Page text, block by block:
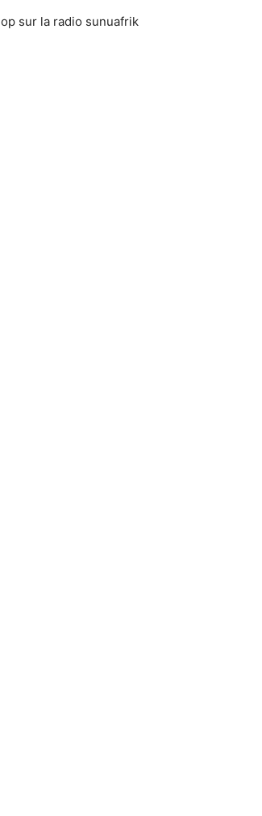
sur la radio sunuafrik